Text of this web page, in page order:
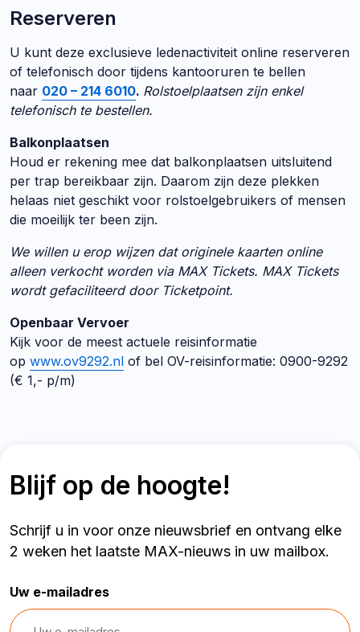
Reserveren
U kunt deze exclusieve ledenactiviteit online reserveren
of telefonisch door tijdens kantooruren te bellen
naar 020 – 214 6010. Rolstoelplaatsen zijn enkel
telefonisch te bestellen.
Balkonplaatsen
Houd er rekening mee dat balkonplaatsen uitsluitend
per trap bereikbaar zijn. Daarom zijn deze plekken
helaas niet geschikt voor rolstoelgebruikers of mensen
die moeilijk ter been zijn.
We willen u erop wijzen dat originele kaarten online
alleen verkocht worden via MAX Tickets. MAX Tickets
wordt gefaciliteerd door Ticketpoint.
Openbaar Vervoer
Kijk voor de meest actuele reisinformatie
op www.ov9292.nl of bel OV-reisinformatie: 0900-9292
(€ 1,- p/m)
Blijf op de hoogte!
Schrijf u in voor onze nieuwsbrief en ontvang elke
2 weken het laatste MAX-nieuws in uw mailbox.
Uw e-mailadres